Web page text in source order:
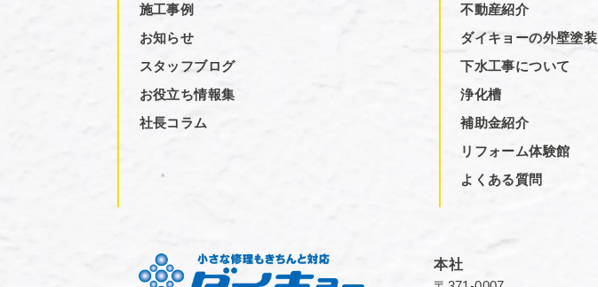
施工事例
お知らせ
スタッフブログ
お役立ち情報集
社長コラム
不動産紹介
ダイキョーの外壁塗装
下水工事について
浄化槽
補助金紹介
リフォーム体験館
よくある質問
本社